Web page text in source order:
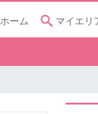
ホーム マイエリ